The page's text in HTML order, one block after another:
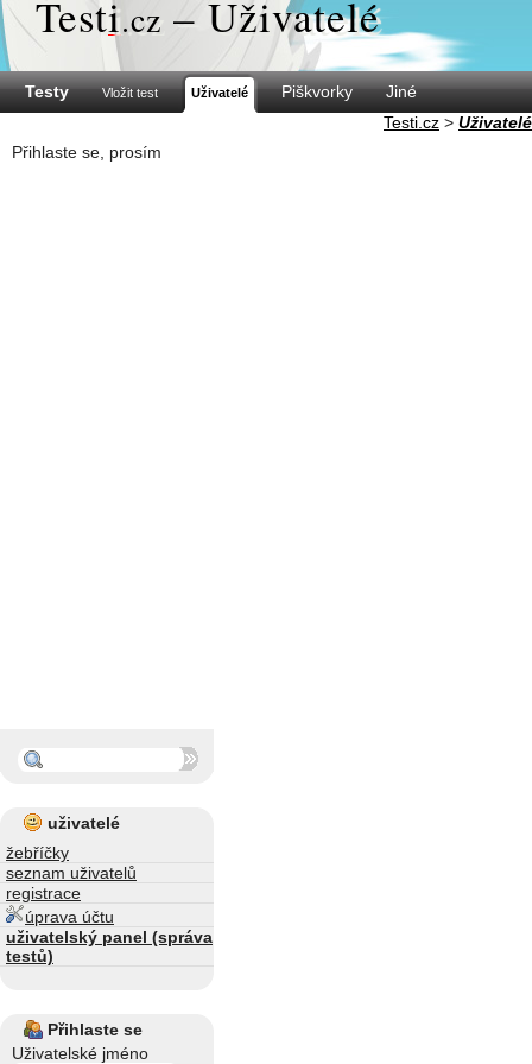
Testi.cz – Uživatelé
Testy Vložit test Uživatelé Piškvorky
Jiné
Testi.cz > Uživatelé
Přihlaste se, prosím
uživatelé
žebříčky
seznam uživatelů
registrace
úprava účtu
uživatelský panel (správa
testů)
Přihlaste se
Uživatelské jméno